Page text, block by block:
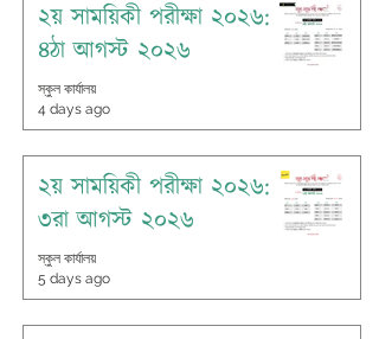
২য় সাময়িকী পরীক্ষা ২০২৬:
৪ঠা আগস্ট ২০২৬
স্কুল কার্যালয়
4 days ago
২য় সাময়িকী পরীক্ষা ২০২৬:
৩রা আগস্ট ২০২৬
স্কুল কার্যালয়
5 days ago